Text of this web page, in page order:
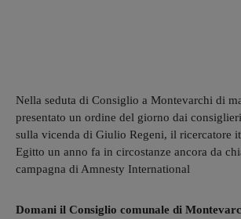
Nella seduta di Consiglio a Montevarchi di
presentato un ordine del giorno dai
sulla vicenda di Giulio Regeni, il ricercatore
Egitto un anno fa in circostanze ancora da
campagna di Amnesty International
Domani il Consiglio comunale di